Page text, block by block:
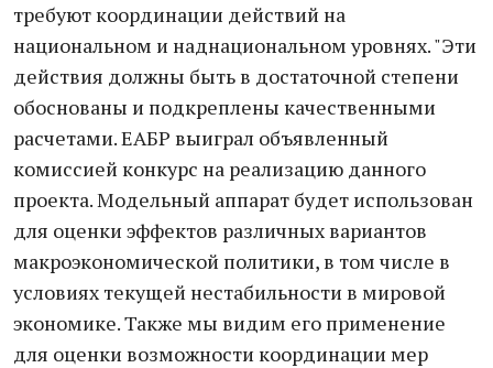
требуют координации действий на
национальном и наднациональном уровнях. "Эти
действия должны быть в достаточной степени
обоснованы и подкреплены качественными
расчетами. ЕАБР выиграл объявленный
комиссией конкурс на реализацию данного
проекта. Модельный аппарат будет использован
для оценки эффектов различных вариантов
макроэкономической политики, в том числе в
условиях текущей нестабильности в мировой
экономике. Также мы видим его применение
для оценки возможности координации мер